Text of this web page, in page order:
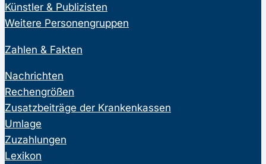
Künstler & Publizisten
Weitere Personengruppen
Zahlen & Fakten
Nachrichten
Rechengrößen
Zusatzbeiträge der Krankenkassen
Umlage
Zuzahlungen
Lexikon